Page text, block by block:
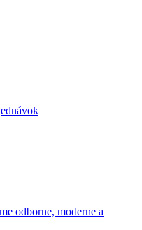
odborne, moderne a